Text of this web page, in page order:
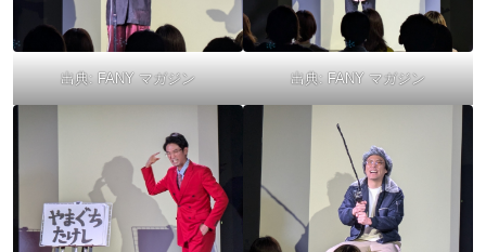
出典: FANY マガジン 出典: FANY マガジン